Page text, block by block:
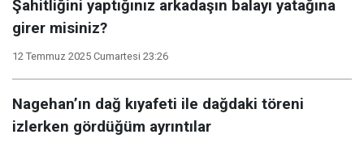
Şahitliğini yaptığınız arkadaşın balayı yatağına
girer misiniz?
12 Temmuz 2025 Cumartesi 23:26
Nagehan’ın dağ kıyafeti ile dağdaki töreni
izlerken gördüğüm ayrıntılar